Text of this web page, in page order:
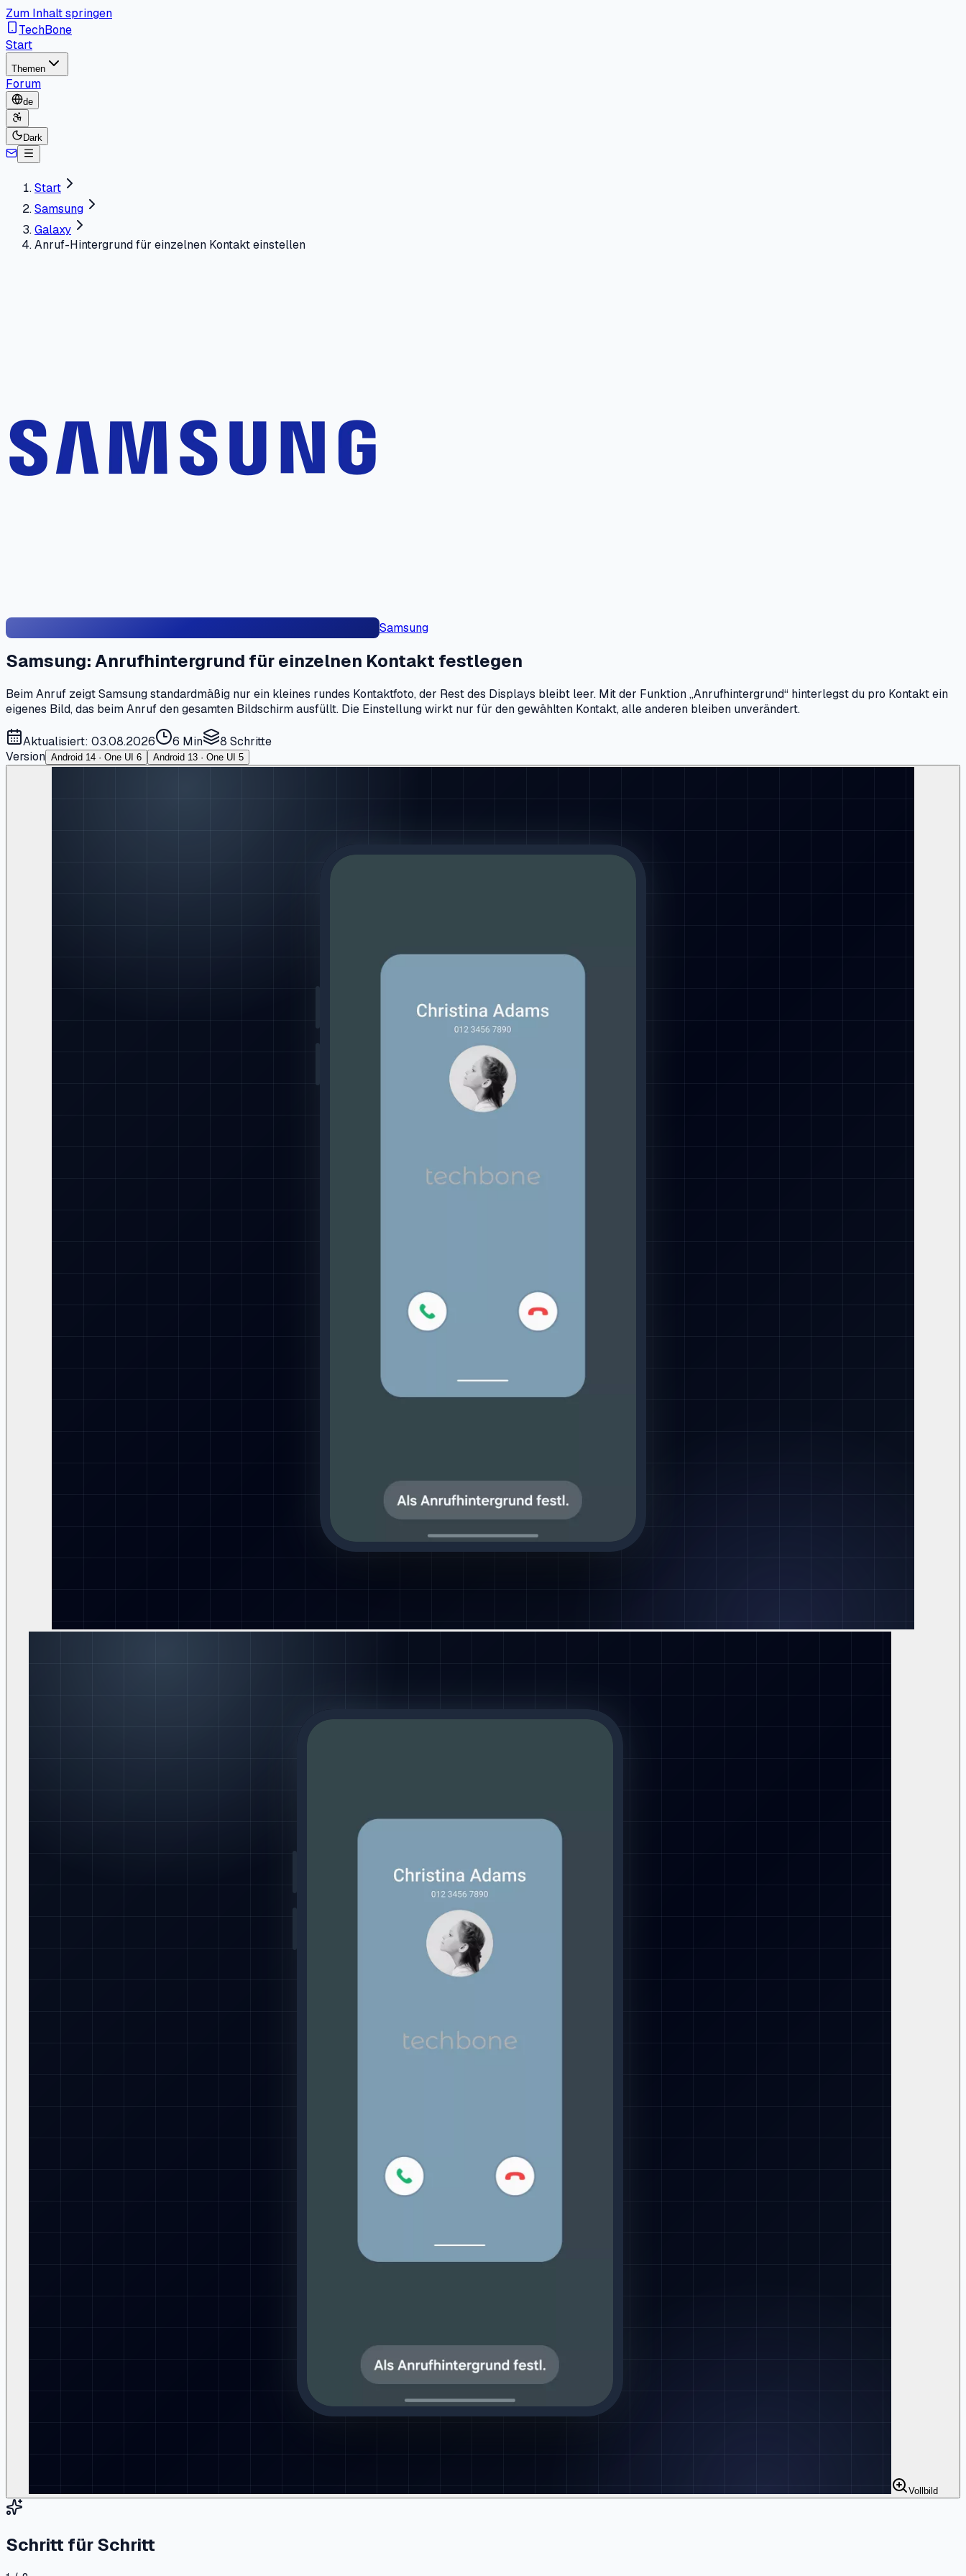
Zum Inhalt springen
TechBone
Start
Themen
Forum
de
Dark
Start
Samsung
Galaxy
Anruf-Hintergrund für einzelnen Kontakt einstellen
Samsung
Samsung: Anrufhintergrund für einzelnen Kontakt festlegen
Beim Anruf zeigt Samsung standardmäßig nur ein kleines rundes Kontaktfoto, der Rest des Displays bleibt leer. Mit der Funktion „Anrufhintergrund“ hinterlegst du pro Kontakt ein
eigenes Bild, das beim Anruf den gesamten Bildschirm ausfüllt. Die Einstellung wirkt nur für den gewählten Kontakt, alle anderen bleiben unverändert.
Aktualisiert: 03.08.2026 6 Min 8 Schritte
Version Android 14 · One UI 6 Android 13 · One UI 5
Vollbild
Schritt für Schritt